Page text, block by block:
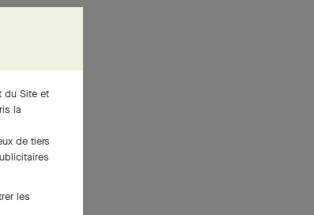
PIERRES
du Site et
la
de tiers
les